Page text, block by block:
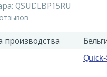
QSUDLBP15RU
производства